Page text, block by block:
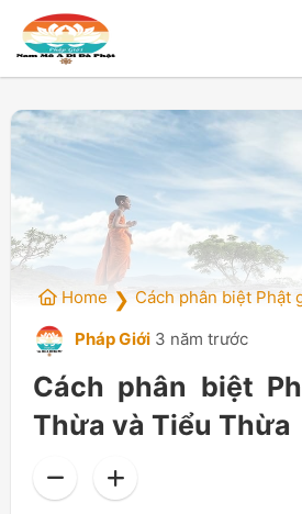
Home ❯ Cách phân biệt Phật
Pháp Giới 3 năm trước
Cách phân biệt
Thừa và Tiểu Thừa